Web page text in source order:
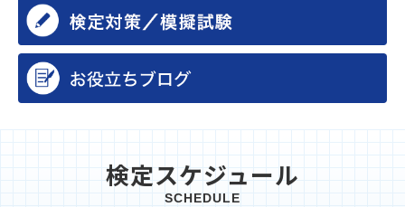
検定スケジュール
SCHEDULE